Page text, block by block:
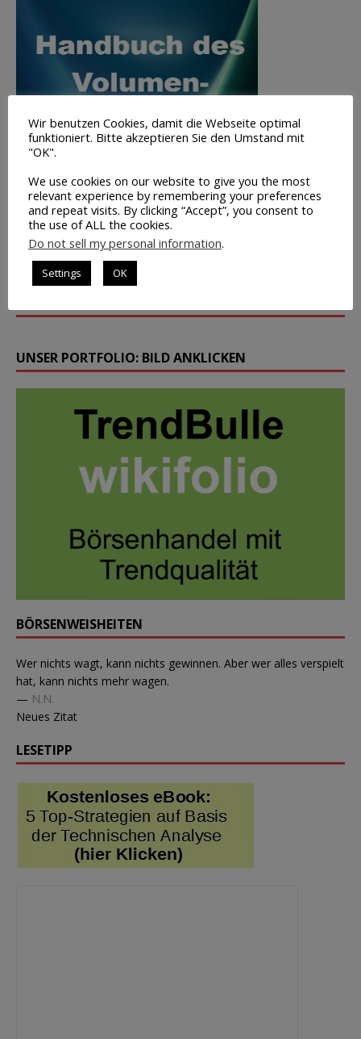
Trading
UNSER PORTFOLIO: BILD ANKLICKEN
BÖRSENWEISHEITEN
Wer nichts wagt, kann nichts gewinnen. Aber wer alles verspielt
hat, kann nichts mehr wagen.
— N.N.
Neues Zitat
LESETIPP
Wir benutzen Cookies, damit die Webseite optimal
funktioniert. Bitte akzeptieren Sie den Umstand mit
"OK".
We use cookies on our website to give you the most
relevant experience by remembering your preferences
and repeat visits. By clicking “Accept”, you consent to
the use of ALL the cookies.
Do not sell my personal information.
Settings OK